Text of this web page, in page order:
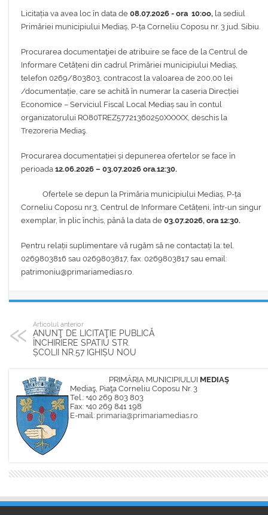
Licitația va avea loc în data de 08.07.2026 - ora 10:oo, la sediul
Primăriei municipiului Mediaș, P-ța Corneliu Coposu nr. 3 jud. Sibiu.
Procurarea documentaţiei de atribuire se face de la Centrul de
Informare Cetățeni din cadrul Primăriei municipiului Mediaș,
telefon 0269/803803, contracost la valoarea de 200,00 lei
/documentație, care se achită în numerar la caseria Direcției
Economice – Serviciul Fiscal Local Mediaș sau în contul
organizatorului RO80TREZ57721360250XXXXX, deschis la
Trezoreria Mediaş.
Procurarea documentației și depunerea ofertelor se face în
perioada 12.06.2026 – 03.07.2026 ora.12:30.
Ofertele se depun la Primăria municipiului Mediaș, P-ța
Corneliu Coposu nr.3, Centrul de Informare Cetățeni, într-un singur
exemplar, în plic închis, până la data de 03.07.2026, ora 12:30.
Pentru relații suplimentare vă rugăm să ne contactați la: tel.
0269803816 sau 0269803817, fax. 0269803817 sau email:
patrimoniu@primariamedias.ro.
Articolul anterior
ANUNŢ DE LICITAŢIE PUBLICĂ
ÎNCHIRIERE SPATIU STR.
ȘCOLII NR.57 IGHIȘU NOU
PRIMĂRIA MUNICIPIULUI MEDIAŞ
Mediaş, Piaţa Corneliu Coposu Nr. 3
Tel.: +40 269 803 803
Fax: +40 269 841 198
E-mail: primaria@primariamedias.ro